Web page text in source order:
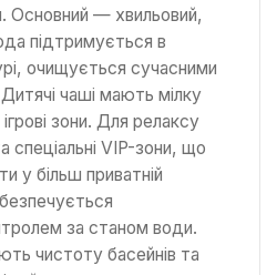
Основний — хвильовий,
підтримується в
очищується сучасними
чаші мають мілку
зони. Для релаксу
спеціальні VIP-зони, що
у більш приватній
за станом води.
чистоту басейнів та